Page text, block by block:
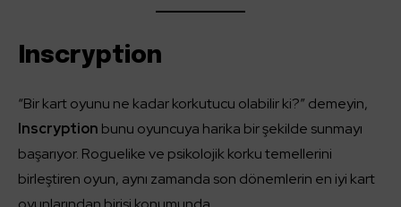
Inscryption
“Bir kart oyunu ne kadar korkutucu olabilir ki?” demeyin,
Inscryption bunu oyuncuya harika bir şekilde sunmayı
başarıyor. Roguelike ve psikolojik korku temellerini
birleştiren oyun, aynı zamanda son dönemlerin en iyi kart